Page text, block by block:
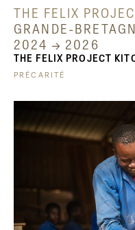
THE FELIX
GRANDE-
2024 → 2026
THE FELIX PROJECT
PRÉCARITÉ